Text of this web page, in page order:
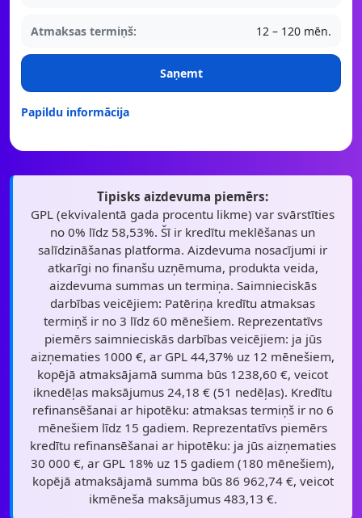
Atmaksas termiņš: 12 – 120 mēn.
Saņemt
Papildu informācija
Tipisks aizdevuma piemērs:
GPL (ekvivalentā gada procentu likme) var svārstīties
no 0% līdz 58,53%. Šī ir kredītu meklēšanas un
salīdzināšanas platforma. Aizdevuma nosacījumi ir
atkarīgi no finanšu uzņēmuma, produkta veida,
aizdevuma summas un termiņa. Saimnieciskās
darbības veicējiem: Patēriņa kredītu atmaksas
termiņš ir no 3 līdz 60 mēnešiem. Reprezentatīvs
piemērs saimnieciskās darbības veicējiem: ja jūs
aizņematies 1000 €, ar GPL 44,37% uz 12 mēnešiem,
kopējā atmaksājamā summa būs 1238,60 €, veicot
iknedēļas maksājumus 24,18 € (51 nedēļas). Kredītu
refinansēšanai ar hipotēku: atmaksas termiņš ir no 6
mēnešiem līdz 15 gadiem. Reprezentatīvs piemērs
kredītu refinansēšanai ar hipotēku: ja jūs aizņematies
30 000 €, ar GPL 18% uz 15 gadiem (180 mēnešiem),
kopējā atmaksājamā summa būs 86 962,74 €, veicot
ikmēneša maksājumus 483,13 €.